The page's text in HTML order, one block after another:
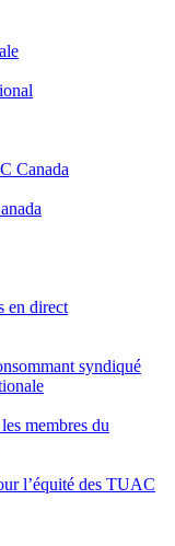
Canada
en direct
syndiqué
membres du
l’équité des TUAC